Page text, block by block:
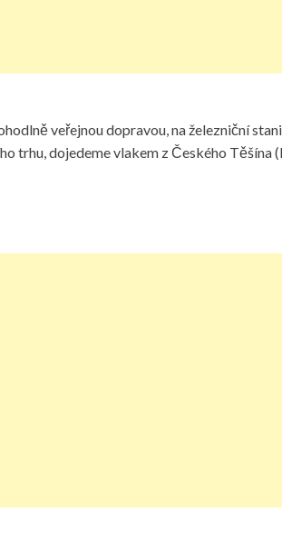
veřejnou dopravou, na železniční
trhu, dojedeme vlakem z Českého